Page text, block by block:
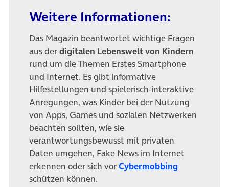
Weitere Informationen:
Das Magazin beantwortet wichtige Fragen
aus derdigitalen Lebenswelt von Kindern
rund um die Themen Erstes Smartphone
und Internet. Es gibt informative
Hilfestellungen und spielerisch-interaktive
Anregungen, was Kinder bei der Nutzung
von Apps, Games und sozialen Netzwerken
beachten sollten, wie sie
verantwortungsbewusst mit privaten
Daten umgehen, Fake News im Internet
erkennen oder sich vorCybermobbing
schützen können.